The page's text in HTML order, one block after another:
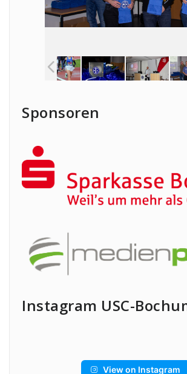
Sponsoren
Instagram USC-
View on Instagram